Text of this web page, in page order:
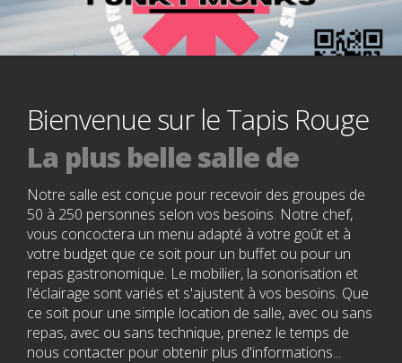
Bienvenue sur le Tapis Rouge
La plus belle salle de
spectacle
dans les Laurentides !
La plus belle salle de
spectacle
Notre salle est conçue pour recevoir des groupes de
50 à 250 personnes selon vos besoins. Notre chef,
vous concoctera un menu adapté à votre goût et à
votre budget que ce soit pour un buffet ou pour un
repas gastronomique. Le mobilier, la sonorisation et
l'éclairage sont variés et s'ajustent à vos besoins. Que
ce soit pour une simple location de salle, avec ou sans
repas, avec ou sans technique, prenez le temps de
nous contacter pour obtenir plus d'informations...